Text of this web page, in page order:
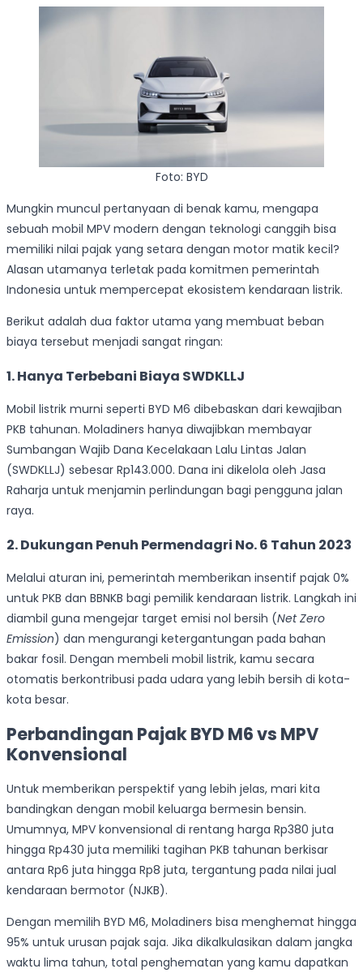
Foto: BYD
Mungkin muncul pertanyaan di benak kamu, mengapa
sebuah mobil MPV modern dengan teknologi canggih bisa
memiliki nilai pajak yang setara dengan motor matik kecil?
Alasan utamanya terletak pada komitmen pemerintah
Indonesia untuk mempercepat ekosistem kendaraan listrik.
Berikut adalah dua faktor utama yang membuat beban
biaya tersebut menjadi sangat ringan:
1.Hanya Terbebani Biaya SWDKLLJ
Mobil listrik murni seperti BYD M6 dibebaskan dari kewajiban
PKB tahunan. Moladiners hanya diwajibkan membayar
Sumbangan Wajib Dana Kecelakaan Lalu Lintas Jalan
(SWDKLLJ) sebesar Rp143.000. Dana ini dikelola oleh Jasa
Raharja untuk menjamin perlindungan bagi pengguna jalan
raya.
2.Dukungan Penuh Permendagri No. 6 Tahun 2023
Melalui aturan ini, pemerintah memberikan insentif pajak 0%
untuk PKB dan BBNKB bagi pemilik kendaraan listrik. Langkah ini
diambil guna mengejar target emisi nol bersih (Net Zero
Emission) dan mengurangi ketergantungan pada bahan
bakar fosil. Dengan membeli mobil listrik, kamu secara
otomatis berkontribusi pada udara yang lebih bersih di kota-
kota besar.
Perbandingan Pajak BYD M6 vs MPV
Konvensional
Untuk memberikan perspektif yang lebih jelas, mari kita
bandingkan dengan mobil keluarga bermesin bensin.
Umumnya, MPV konvensional di rentang harga Rp380 juta
hingga Rp430 juta memiliki tagihan PKB tahunan berkisar
antara Rp6 juta hingga Rp8 juta, tergantung pada nilai jual
kendaraan bermotor (NJKB).
Dengan memilih BYD M6, Moladiners bisa menghemat hingga
95% untuk urusan pajak saja. Jika dikalkulasikan dalam jangka
waktu lima tahun, total penghematan yang kamu dapatkan